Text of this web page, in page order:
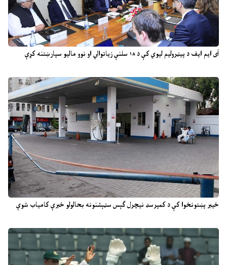
آی ایم ایف د پیټرولیم لیوي کې د ۱۸ سلنې زیاتوالي او نوو مالیو سپارښتنه کړې
خیبر پښتونخوا کې د کمپرسډ نیچرل ګېس سټېشنونه بحالولو خبرې کامیاب شوې